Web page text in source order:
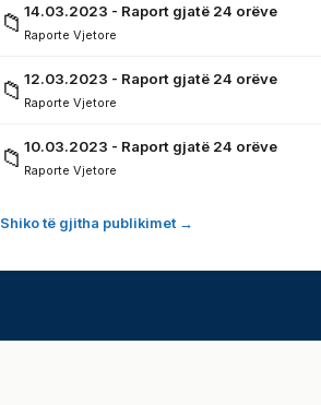
📁 14.03.2023 - Raport gjatë 24 orëve
Raporte Vjetore
📁 12.03.2023 - Raport gjatë 24 orëve
Raporte Vjetore
📁 10.03.2023 - Raport gjatë 24 orëve
Raporte Vjetore
Shiko të gjitha publikimet →